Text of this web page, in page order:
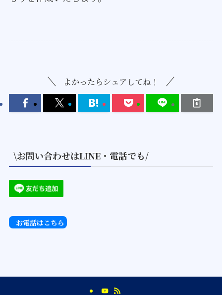
よかったらシェアしてね！
\お問い合わせはLINE・電話でも/
お電話はこちら